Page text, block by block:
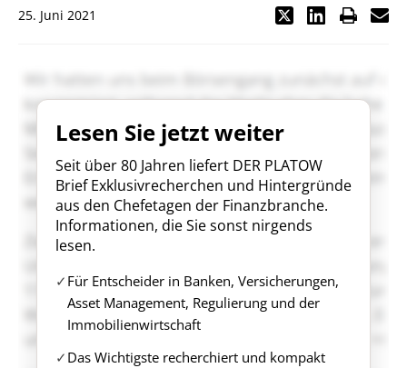
25. Juni 2021
Lesen Sie jetzt weiter
Seit über 80 Jahren liefert DER PLATOW
Brief Exklusivrecherchen und Hintergründe
aus den Chefetagen der Finanzbranche.
Informationen, die Sie sonst nirgends
lesen.
Für Entscheider in Banken, Versicherungen,
Asset Management, Regulierung und der
Immobilienwirtschaft
Das Wichtigste recherchiert und kompakt